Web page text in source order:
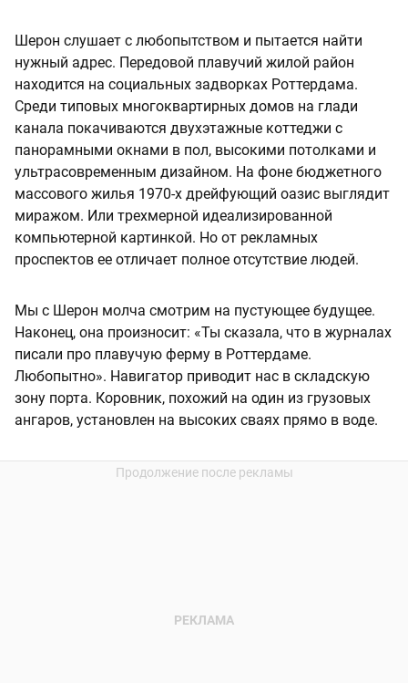
Шерон слушает с любопытством и пытается найти
нужный адрес. Передовой плавучий жилой район
находится на социальных задворках Роттердама.
Среди типовых многоквартирных домов на глади
канала покачиваются двухэтажные коттеджи с
панорамными окнами в пол, высокими потолками и
ультрасовременным дизайном. На фоне бюджетного
массового жилья 1970-х дрейфующий оазис выглядит
миражом. Или трехмерной идеализированной
компьютерной картинкой. Но от рекламных
проспектов ее отличает полное отсутствие людей.
Мы с Шерон молча смотрим на пустующее будущее.
Наконец, она произносит: «Ты сказала, что в журналах
писали про плавучую ферму в Роттердаме.
Любопытно». Навигатор приводит нас в складскую
зону порта. Коровник, похожий на один из грузовых
ангаров, установлен на высоких сваях прямо в воде.